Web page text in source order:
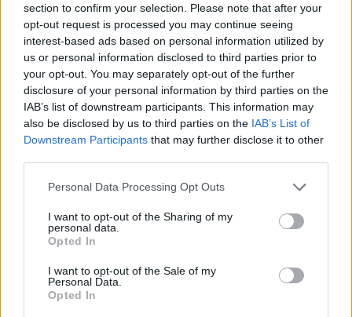
section to confirm your selection. Please note that after your
opt-out request is processed you may continue seeing
interest-based ads based on personal information utilized by
us or personal information disclosed to third parties prior to
your opt-out. You may separately opt-out of the further
disclosure of your personal information by third parties on the
IAB’s list of downstream participants. This information may
also be disclosed by us to third parties on the IAB’s List of
Downstream Participants that may further disclose it to other
Please note that this website/app uses one or more Google
not limited to your visit or usage behaviour. You may click to
grant or deny consent to Google and its third-party tags to
use your data for below specified purposes in below Google
consent section.
Personal Data Processing Opt Outs
I want to opt-out of the Sharing of my
personal data.
Opted In
I want to opt-out of the Sale of my
Personal Data.
Opted In
Pozostały wątpliwości? Brakuje czegoś w haśle?
Zobacz, co zyskują abonenci Dobrego słownika.
SPRAWDŹ
Często sprawdzane
Werdykt w sprawiesędziny
O poprawności w międzyczasie
Ciekawostki